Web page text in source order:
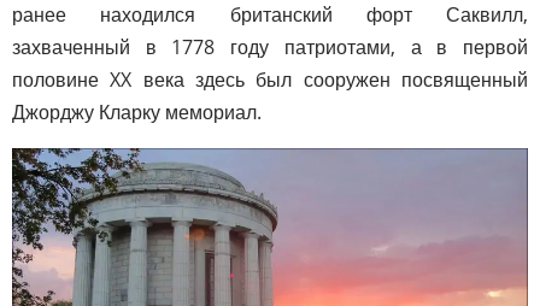
ранее находился британский форт Саквилл,
захваченный в 1778 году патриотами, а в первой
половине XX века здесь был сооружен посвященный
Джорджу Кларку мемориал.